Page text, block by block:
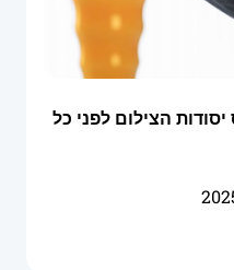
הצילום לפני כל